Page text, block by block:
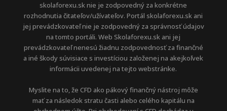
skolaforexu.sk nie je zodpovedný za konkrétne
rozhodnutia čitateľov/užívateľov. Portál skolaforexu.sk ani
jej prevádzkovateľ nie je zodpovedný za správnosť údajov
na tomto portáli. Web Skolaforexu.sk ani jej
prevádzkovateľ nenesú žiadnu zodpovednosť za finančné
a iné škody súvisiace s investíciou založenej na akejkoľvek
informácii uvedenej na tejto webstránke.
Myslite na to, že CFD ako pákový finančný nástroj môže
mať za následok stratu časti alebo celého kapitálu na